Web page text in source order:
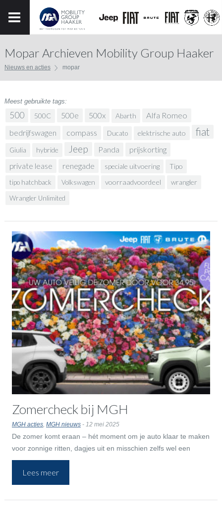
Mopar Archieven Mobility Group Haaker
Nieuws en acties mopar
Meest gebruikte tags:
500 500C 500e 500x Abarth
Alfa Romeo
bedrijfswagen
compass Ducato elektrische auto fiat
Giulia hybride Jeep Panda prijskorting
private lease renegade speciale uitvoering Tipo
tipo hatchback Volkswagen voorraadvoordeel wrangler
Wrangler Unlimited
Zomercheck bij MGH
MGH acties, MGH nieuws- 12 mei 2025
De zomer komt eraan – hét moment om je auto klaar te maken
voor zonnige ritten, dagjes uit en misschien zelfs wel een
roadtrip. Met de zomercheck van MGH zorgen we dat je voor
nog geen € 34,95 veilig en zorgeloos op weg kunt. We
controleren belangrijke punten van je auto, zodat je niet voor
Lees meer